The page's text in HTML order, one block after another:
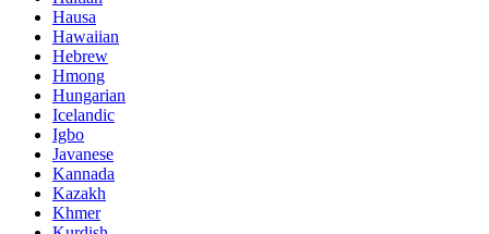
Hausa
Hawaiian
Hebrew
Hmong
Hungarian
Icelandic
Igbo
Javanese
Kannada
Kazakh
Khmer